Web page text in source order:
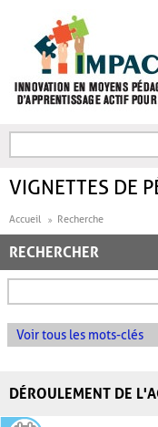
FORMULAIRE DE
VIGNETTES DE
Accueil Recherche
RECHERCHER
Voir tous les mots-clés
DÉROULEMENT DE